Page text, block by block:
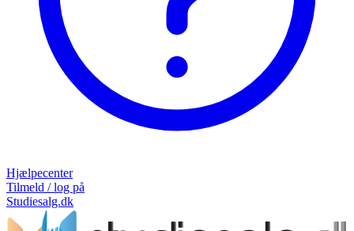
Hjælpecenter
Tilmeld / log på
Studiesalg.dk